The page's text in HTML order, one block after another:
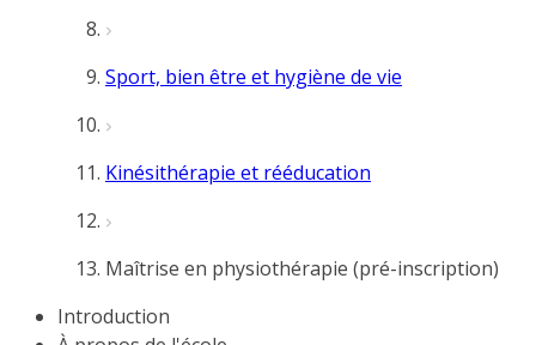
Sport, bien être et hygiène de vie
Kinésithérapie et rééducation
Maîtrise en physiothérapie (pré-inscription)
Introduction